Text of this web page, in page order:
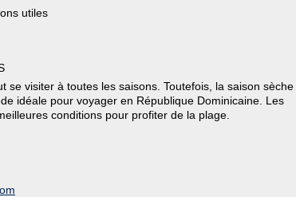
utiles
se visiter à toutes les saisons. Toutefois, la saison sèche
idéale pour voyager en République Dominicaine. Les
conditions pour profiter de la plage.